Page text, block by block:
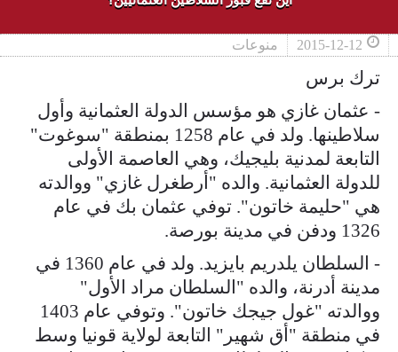
2015-12-12 منوعات
ترك برس
- عثمان غازي هو مؤسس الدولة العثمانية وأول
سلاطينها. ولد في عام 1258 بمنطقة "سوغوت"
التابعة لمدنية بليجيك، وهي العاصمة الأولى
للدولة العثمانية. والده "أرطغرل غازي" ووالدته
هي "حليمة خاتون". توفي عثمان بك في عام
1326 ودفن في مدينة بورصة.
- السلطان يلدريم بايزيد. ولد في عام 1360 في
مدينة أدرنة، والده "السلطان مراد الأول"
ووالدته "غول جيجك خاتون". وتوفي عام 1403
في منطقة "أق شهير" التابعة لولاية قونيا وسط